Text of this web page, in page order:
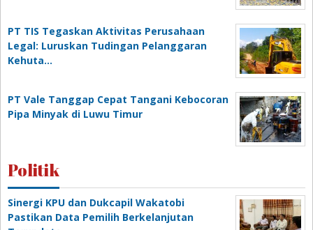
PT TIS Tegaskan Aktivitas Perusahaan
Legal: Luruskan Tudingan Pelanggaran
Kehuta…
PT Vale Tanggap Cepat Tangani Kebocoran
Pipa Minyak di Luwu Timur
Politik
Sinergi KPU dan Dukcapil Wakatobi
Pastikan Data Pemilih Berkelanjutan